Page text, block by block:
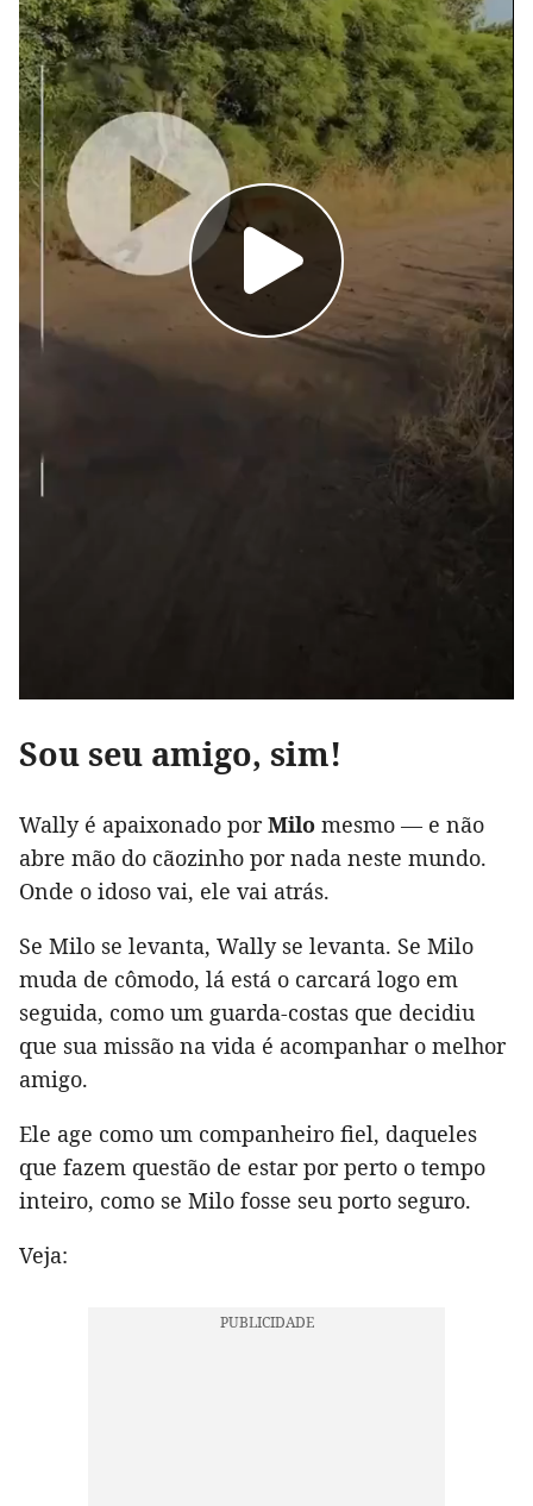
Sou seu amigo, sim!
Wally é apaixonado porMilo mesmo — e não
abre mão do cãozinho por nada neste mundo.
Onde o idoso vai, ele vai atrás.
Se Milo se levanta, Wally se levanta. Se Milo
muda de cômodo, lá está o carcará logo em
seguida, como um guarda-costas que decidiu
que sua missão na vida é acompanhar o melhor
amigo.
Ele age como um companheiro fiel, daqueles
que fazem questão de estar por perto o tempo
inteiro, como se Milo fosse seu porto seguro.
Veja: